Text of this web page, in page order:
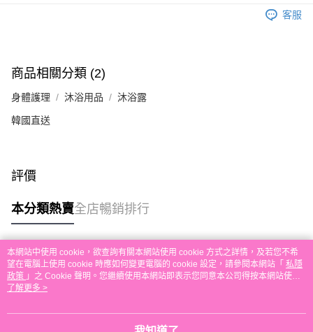
單。 如果訂購後七個工作天內我們未能收到有關存款，有關訂單將被取消。
付款後順豐站及營業點取貨
本地配送
免運費
其他地區配送
客服
商品相關分類 (2)
身體護理 沐浴用品 沐浴露
韓國直送
評價
本分類熱賣全店暢銷排行
熱門標籤
熱銷排行
本網站中使用 cookie，欲查詢有關本網站使用 cookie 方式之詳情，及若您不希
望在電腦上使用 cookie 時應如何變更電腦的 cookie 設定，請參閱本網站「 私隱
政策 」之 Cookie 聲明。您繼續使用本網站即表示您同意本公司得按本網站使用
條款之 Cookie 聲明使用 cookie。
了解更多 >